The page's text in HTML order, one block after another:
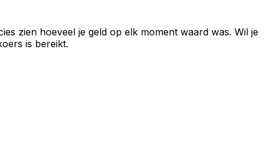
zien hoeveel je geld op elk moment waard was. Wil je
is bereikt.